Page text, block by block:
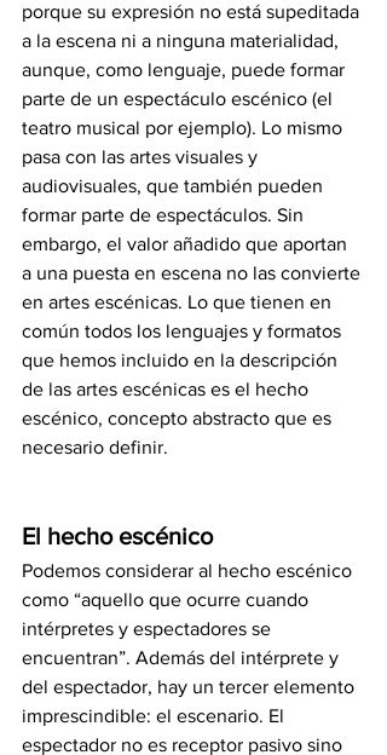
porque su expresión no está supeditada
a la escena ni a ninguna materialidad,
aunque, como lenguaje, puede formar
parte de un espectáculo escénico (el
teatro musical por ejemplo). Lo mismo
pasa con las artes visuales y
audiovisuales, que también pueden
formar parte de espectáculos. Sin
embargo, el valor añadido que aportan
a una puesta en escena no las convierte
en artes escénicas. Lo que tienen en
común todos los lenguajes y formatos
que hemos incluido en la descripción
de las artes escénicas es el hecho
escénico, concepto abstracto que es
necesario definir.
El hecho escénico
Podemos considerar al hecho escénico
como “aquello que ocurre cuando
intérpretes y espectadores se
encuentran”. Además del intérprete y
del espectador, hay un tercer elemento
imprescindible: el escenario. El
espectador no es receptor pasivo sino